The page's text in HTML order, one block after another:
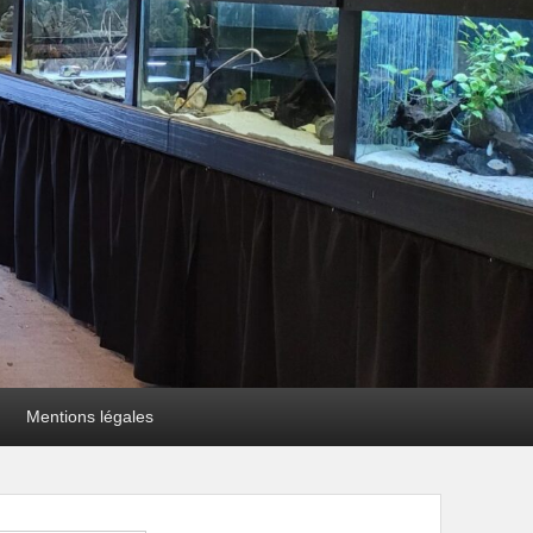
Mentions légales